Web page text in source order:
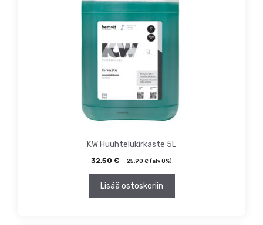
KW Huuhtelukirkaste 5L
32,50 € 25,90 € (alv 0%)
Lisää ostoskoriin